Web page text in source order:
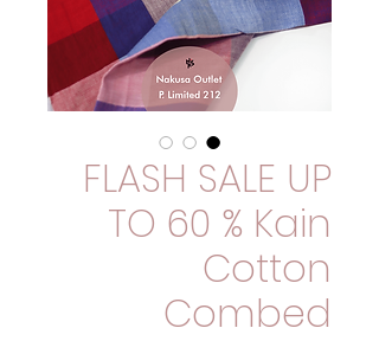
FLASH SALE UP
TO 60 % Kain
Cotton
Combed